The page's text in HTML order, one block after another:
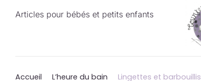
Articles pour bébés et petits enfants
Accueil L’heure du bain Lingettes et barbouillis